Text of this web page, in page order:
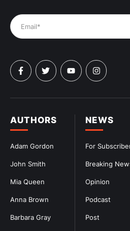
NEWS
For
Breaking
Opinion
Podcast
Post
AUTHORS
Adam Gordon
John Smith
Mia Queen
Anna Brown
Barbara Gray